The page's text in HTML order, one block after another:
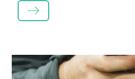
LÄS MER